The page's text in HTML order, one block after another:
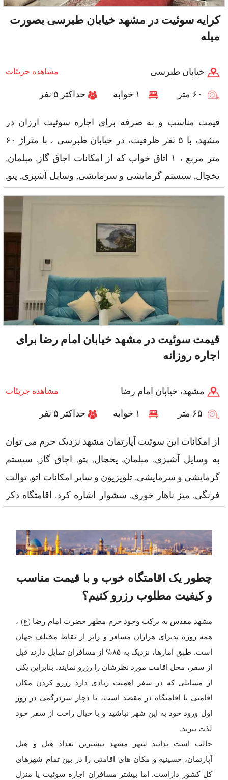
کرایه سوئیت در مشهد خیابان طبرسی بصورت
مبله
خیابان طبرسی مشاهده جزیئات
حداکثر ۵ نفر
قیمت مناسب و به صرفه برای اجاره سوئیت ارزان در
مشهد، با ۵ نفر ظرفیت، در خیابان طبرسی ، با متراژ ۶۰
متر مربع ، ۱ اتاق خواب که از امکانات اجاق گاز, مبلمان,
یخچال, سیستم گرمایشی و سرمایشی, وسایل آشپزی, پتو,
تلویزیون و سا
قیمت سوئیت در مشهد خیابان امام رضا برای
اجاره روزانه
مشهد، خیابان امام رضا مشاهده جزیئات
حداکثر ۵ نفر
از امکانات این سوئیت آپارتمان مشهد نزدیک حرم می توان
به وسایل آشپزی, مبلمان, یخچال, پتو, اجاق گاز, سیستم
گرمایشی و سرمایشی, تلویزیون و سایر امکانات اتو, توالت
فرنگی, میز ناهار خوری, سشوار اشاره کرد. اقامتگاه ذکر
چطور یک اقامتگاه خوب و با قیمت مناسب
و کیفیت مطلوب رزرو کنیم؟
مشهد مقدس به برکت وجود حرم مطهر حضرت امام رضا (ع) ،
همه روزه پذیرای هزاران مسافر و زائر از نقاط مختلف جهان
است. طبق آمارها، نزدیک به ۸۵% از مسافران تمایل دارند قبل
از سفر، محل اقامت مورد نظرشان را رزرو نمایند. بنابراین یکی
از مسائلی که در سفر اهمیت زیادی دارد رزرو کردن مکان
اقامتی یا اقامتگاه در مقصد است، تا دچار سردرگمی در روز
اول ورود خود به این شهر نباشید و با خیال راحت از سفر خود
لذت ببرید.
جالب است بدانید شهر مشهد بیشترین تعداد هتل و هتل
آپارتمان، حسینیه و مکان های اقامتی را در بین تمام شهرهای
کل کشور داراست. اما بیشتر مسافران اجاره سوئیت یا منزل